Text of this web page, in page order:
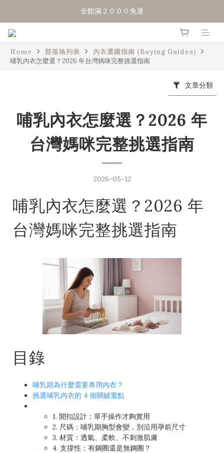
點擊加LINE好友，領50元優惠折扣
全館滿２０００免運
Home 部落格列表
內衣選購指南 (Buying Guides)
哺乳內衣怎麼選？2026 年台灣媽咪完整挑選指南
文章分類
哺乳內衣怎麼選？2026 年
台灣媽咪完整挑選指南
2026-05-12
哺乳內衣怎麼選？2026 年
台灣媽咪完整挑選指南
目錄
哺乳期為什麼需要專用內衣？
挑選哺乳內衣的 4 個關鍵重點
1. 開扣設計：單手操作才夠實用
2. 尺碼：哺乳期胸型會變，別沿用孕前尺寸
3. 材質：透氣、柔軟、不刺激肌膚
4. 支撐性：有鋼圈還是無鋼圈？